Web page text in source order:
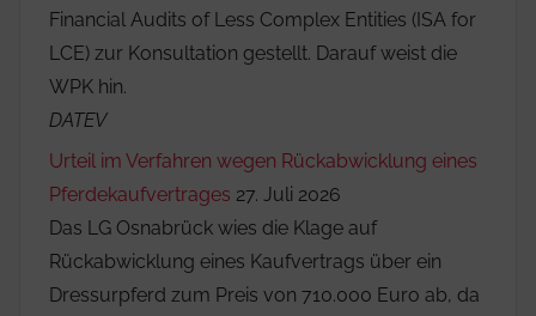
Financial Audits of Less Complex Entities (ISA for
LCE) zur Konsultation gestellt. Darauf weist die
WPK hin.
DATEV
Urteil im Verfahren wegen Rückabwicklung eines
Pferdekaufvertrages 27. Juli 2026
Das LG Osnabrück wies die Klage auf
Rückabwicklung eines Kaufvertrags über ein
Dressurpferd zum Preis von 710.000 Euro ab, da